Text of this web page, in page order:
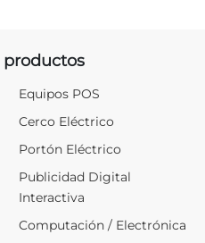
productos
Equipos POS
Cerco Eléctrico
Portón Eléctrico
Publicidad Digital
Interactiva
Computación / Electrónica